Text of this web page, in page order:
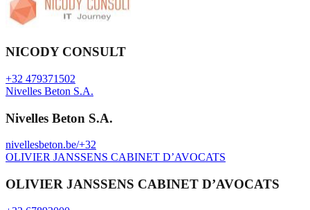
NICODY CONSULT
+32 479371502
Nivelles Beton S.A.
Nivelles Beton S.A.
nivellesbeton.be/+32
OLIVIER JANSSENS CABINET D’AVOCATS
OLIVIER JANSSENS CABINET D’AVOCATS